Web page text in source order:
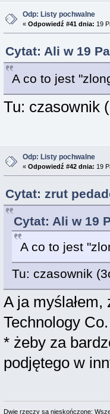
Odp: Listy pochwalne
« Odpowiedź #41 dnia: 19
Cytat: Ali w 19
A co to jest
Tu: czasownik
Odp: Listy pochwalne
« Odpowiedź #42 dnia: 19
Cytat: zrut
Cytat: Ali w 19
A co to jest
Tu: czasownik
A ja
Technology
* żeby za
podjętego w
Dwie rzeczy są nieskończone: